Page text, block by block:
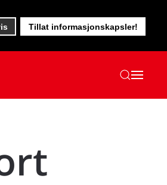
Tillat informasjonskapsler!